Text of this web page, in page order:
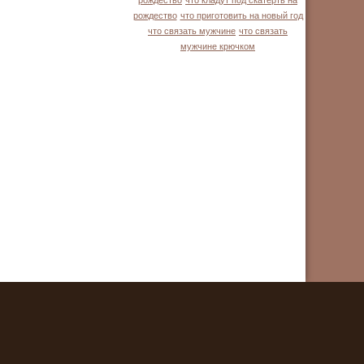
рождество что приготовить на новый год
что связать мужчине что связать
мужчине крючком